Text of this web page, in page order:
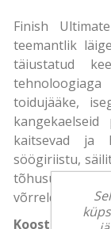
Finish
teemantlik
täiustatud
toidujääke,
kaitsevad ja
söögiriistu,
tõhusus
võrreldes
Koostisosad